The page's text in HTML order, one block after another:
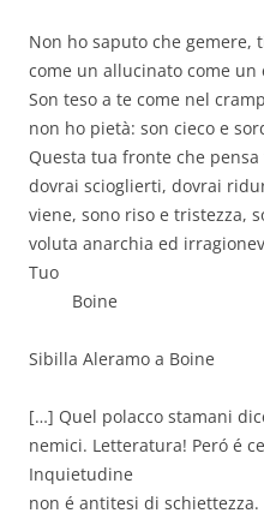
Non ho saputo che gemere,
come un allucinato come
Son teso a te come nel
non ho pietà: son cieco e
Questa tua fronte che
dovrai scioglierti, dovrai
viene, sono riso e tristezza,
voluta anarchia ed
Tuo
Boine
Sibilla Aleramo a Boine
[…] Quel polacco stamani
nemici. Letteratura! Peró é
Inquietudine
non é antitesi di